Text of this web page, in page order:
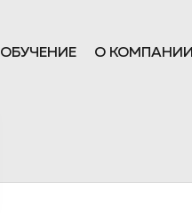
ОБУЧЕНИЕ О КОМПАНИИ